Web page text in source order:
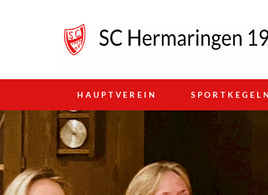
HAUPTVEREIN SPORTKEGELN